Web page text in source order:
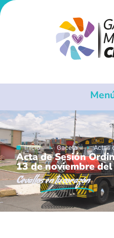
Inicio Gaceta Actas
Acta de Sesión
13 de noviembre
Cevallosen tu corazón